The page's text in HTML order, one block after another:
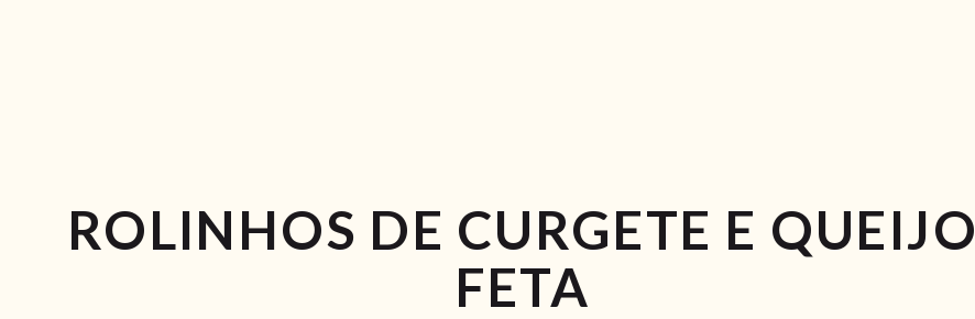
ROLINHOS DE CURGETE E QUEIJO
FETA